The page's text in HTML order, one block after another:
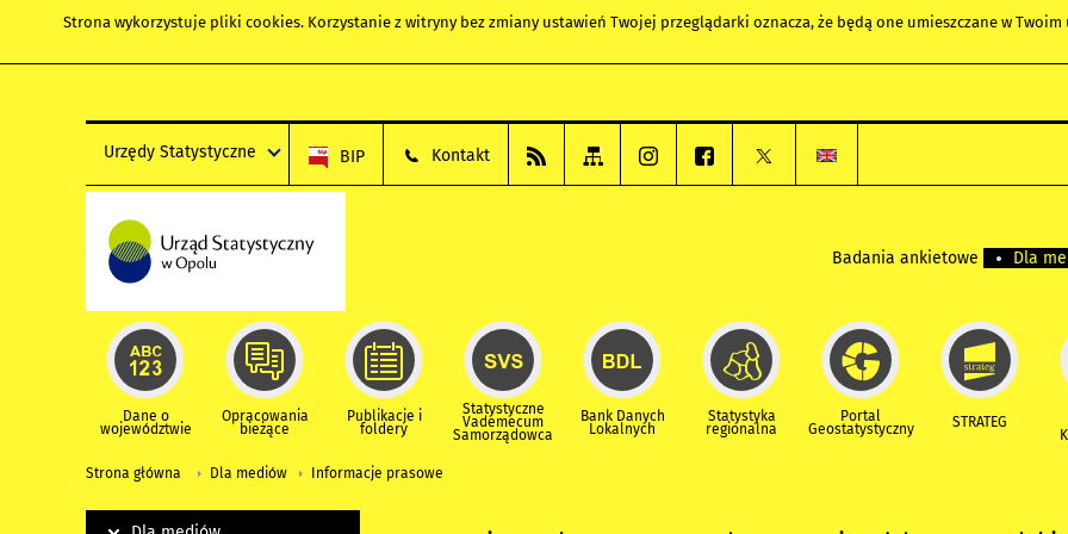
Strona wykorzystuje pliki cookies. Korzystanie z witryny bez zmiany ustawień Twojej przeglądarki oznacza, że będą one umieszczane w
Urzędy Statystyczne BIP Kontakt
Badania ankietowe Dla
Dane o
województwie
Opracowania
bieżące
Publikacje i
foldery
Statystyczne
Vademecum
Samorządowca
Bank Danych
Lokalnych
Statystyka
regionalna
Portal
Geostatystyczny STRATEG
Strona główna Dla mediów Informacje prasowe